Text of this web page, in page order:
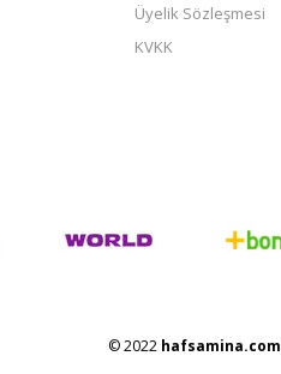
Üyelik Sözleşmesi
KVKK
© 2022 hafsamina.com